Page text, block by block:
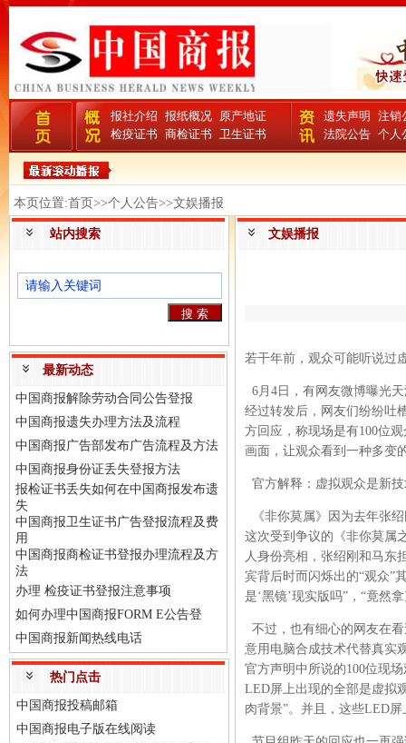
报社介绍 报纸概况 原产地证
检疫证书 商检证书 卫生证书
遗失声明
注销
法院公告 个人
本页位置:首页>>个人公告>>文娱播报
站内搜索
最新动态
中国商报解除劳动合同公告登报
中国商报遗失办理方法及流程
中国商报广告部发布广告流程及方法
中国商报身份证丢失登报方法
报检证书丢失如何在中国商报发布遗
失
中国商报卫生证书广告登报流程及费
用
中国商报商检证书登报办理流程及方
法
办理 检疫证书登报注意事项
如何办理中国商报FORM E公告登
中国商报新闻热线电话
热门点击
中国商报投稿邮箱
中国商报电子版在线阅读
文娱播报
若干年前，观众可能听说过
6月4日，有网友微博曝光
经过转发后，网友们纷纷吐
方回应，称现场是有100位
画面，让观众看到一种多变
官方解释：虚拟观众是新技
《非你莫属》因为去年张
这次受到争议的《非你莫属
人身份亮相，张绍刚和马东
宾背后时而闪烁出的“观众”
是‘黑镜’现实版吗”，“竟然
不过，也有细心的网友在
意用电脑合成技术代替真实
官方声明中所说的100位现
LED屏上出现的全部是虚拟
肉背景”。并且，这些LED